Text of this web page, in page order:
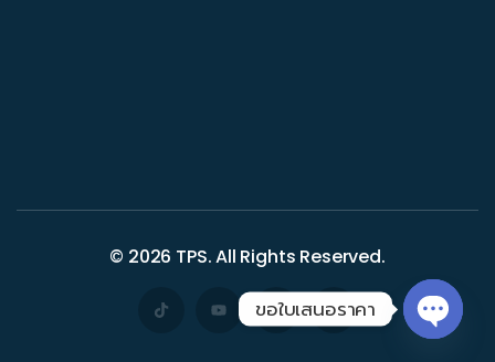
© 2026 TPS. All Rights Reserved.
ขอใบเสนอราคา